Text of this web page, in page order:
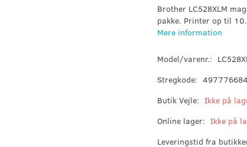
Brother LC528XLM
pakke. Printer op til
Mere information
Model/varenr.:
Stregkode:
Butik Vejle: Ikke på
Online lager: Ikke på
Leveringstid fra